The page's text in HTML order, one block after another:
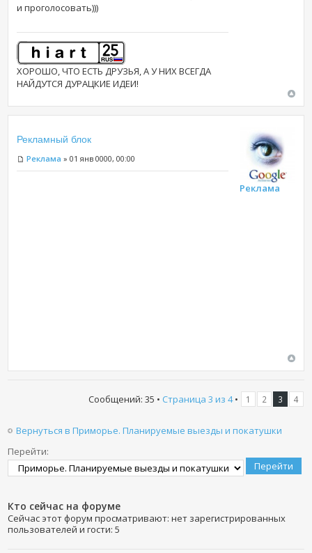
и проголосовать)))
ХОРОШО, ЧТО ЕСТЬ ДРУЗЬЯ, А У НИХ ВСЕГДА
НАЙДУТСЯ ДУРАЦКИЕ ИДЕИ!
Рекламный блок
Реклама » 01 янв 0000, 00:00
Реклама
Сообщений: 35 • Страница 3 из 4• 1 2 3 4
Вернуться в Приморье. Планируемые выезды и покатушки
Перейти:
Кто сейчас на форуме
Сейчас этот форум просматривают: нет зарегистрированных
пользователей и гости: 5